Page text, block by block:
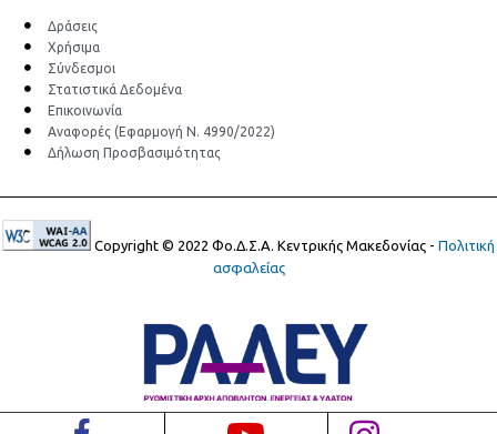
Δράσεις
Χρήσιμα
Σύνδεσμοι
Στατιστικά Δεδομένα
Επικοινωνία
Αναφορές (Εφαρμογή Ν. 4990/2022)
Δήλωση Προσβασιμότητας
Copyright © 2022 Φο.Δ.Σ.Α. Κεντρικής Μακεδονίας - Πολιτική
ασφαλείας